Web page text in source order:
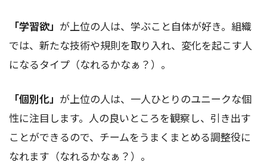
「学習欲」 が上位の人は、学ぶこと自体が好き。組織
では、新たな技術や規則を取り入れ、変化を起こす人
になるタイプ（なれるかなぁ？）。
「個別化」 が上位の人は、一人ひとりのユニークな個
性に注目します。人の良いところを観察し、引き出す
ことができるので、チームをうまくまとめる調整役に
なれます（なれるかなぁ？）。